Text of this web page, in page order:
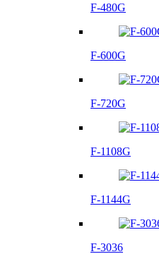
F-480G
F-600G
F-720G
F-1108G
F-1144G
F-3036